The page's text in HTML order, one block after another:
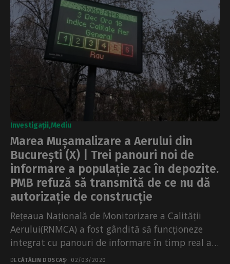
Investigații Mediu
Marea Mușamalizare a Aerului din
București (X) | Trei panouri noi de
informare a populație zac în depozite.
PMB refuză să transmită de ce nu dă
autorizație de construcție
Rețeaua Națională de Monitorizare a Calității
Aerului(RNMCA) a fost gândită să funcționeze
integrat cu panouri de informare în timp real a
populației. De...
DE CĂTĂLIN DOSCAȘ 02/03/2020